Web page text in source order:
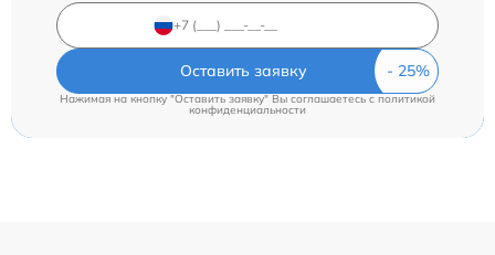
Оставить заявку
Нажимая на кнопку "Оставить заявку" Вы соглашаетесь cполитикой
конфиденциальности